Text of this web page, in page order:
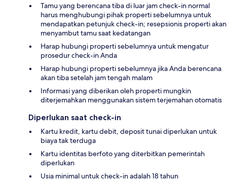
Tamu yang berencana tiba di luar jam check-in normal
harus menghubungi pihak properti sebelumnya untuk
mendapatkan petunjuk check-in; resepsionis properti akan
menyambut tamu saat kedatangan
Harap hubungi properti sebelumnya untuk mengatur
prosedur check-in Anda
Harap hubungi properti sebelumnya jika Anda berencana
akan tiba setelah jam tengah malam
Informasi yang diberikan oleh properti mungkin
diterjemahkan menggunakan sistem terjemahan otomatis
Diperlukan saat check-in
Kartu kredit, kartu debit, deposit tunai diperlukan untuk
biaya tak terduga
Kartu identitas berfoto yang diterbitkan pemerintah
diperlukan
Usia minimal untuk check-in adalah 18 tahun